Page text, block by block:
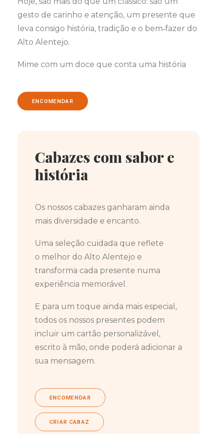
gesto de carinho e atenção, um presente que
leva consigo história, tradição e o bem‑fazer do
Alto Alentejo.
Mime com um doce que conta uma história
ENCOMENDAR
Cabazes com sabor e
história
Os nossos cabazes ganharam ainda
mais diversidade e encanto.
Uma seleção cuidada que reflete
o melhor do Alto Alentejo e
transforma cada presente numa
experiência memorável.
E para um toque ainda mais especial,
todos os nossos presentes podem
incluir um cartão personalizável,
escrito à mão, onde poderá adicionar a
sua mensagem.
ENCOMENDAR
CRIAR CABAZ